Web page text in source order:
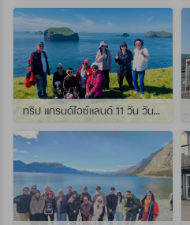
ทริป แกรนด์ไอซ์แลนด์ 11 วัน วันที่ 25 กรกฏาคม - 04 สิงหาคม 2569 เดินทางกับไกด์พี่เปิ้ล